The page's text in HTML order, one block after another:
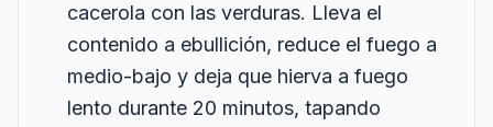
cacerola con las verduras. Lleva el
contenido a ebullición, reduce el fuego a
medio-bajo y deja que hierva a fuego
lento durante 20 minutos, tapando